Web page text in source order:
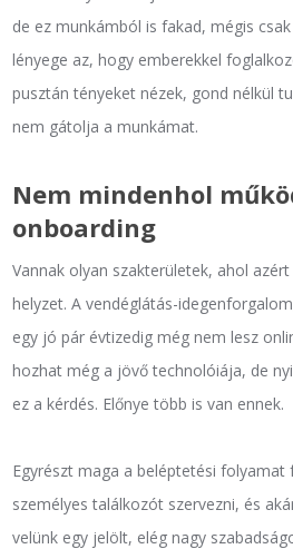
de ez munkámból is fakad, mégis
lényege az, hogy emberekkel
pusztán tényeket nézek, gond nélkül
nem gátolja a munkámat.
Nem mindenhol
onboarding
Vannak olyan szakterületek, ahol
helyzet. A vendéglátás-
egy jó pár évtizedig még nem lesz
hozhat még a jövő technolóiája, de
ez a kérdés. Előnye több is van ennek.
Egyrészt maga a beléptetési folyamat
személyes találkozót szervezni, és
velünk egy jelölt, elég nagy